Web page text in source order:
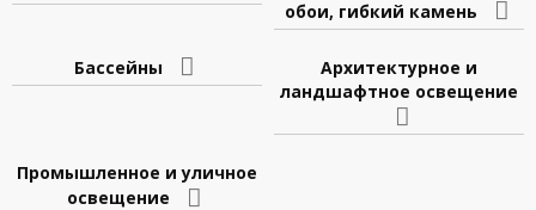
обои, гибкий камень
Бассейны
Архитектурное и
ландшафтное освещение
Промышленное и уличное
освещение